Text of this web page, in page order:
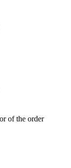
of the order